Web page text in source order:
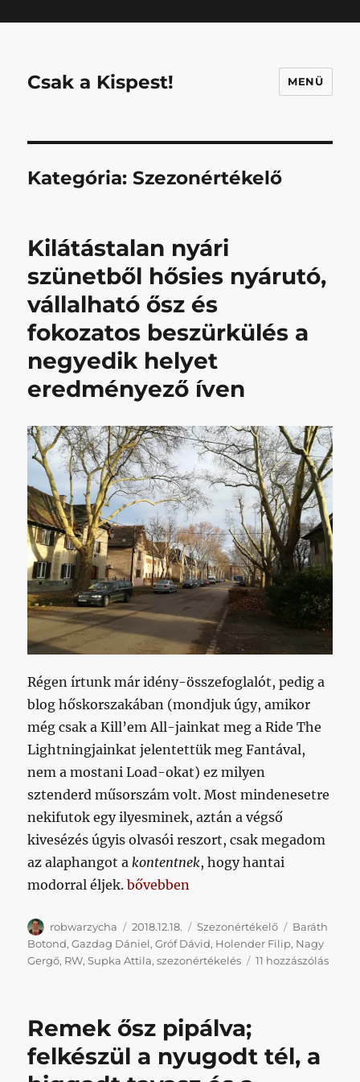
Csak a Kispest! MENÜ
Kategória:Szezonértékelő
Kilátástalan nyári
szünetből hősies nyárutó,
vállalható ősz és
fokozatos beszürkülés a
negyedik helyet
eredményező íven
Régen írtunk már idény-összefoglalót, pedig a
blog hőskorszakában (mondjuk úgy, amikor
még csak a Kill’em All-jainkat meg a Ride The
Lightningjainkat jelentettük meg Fantával,
nem a mostani Load-okat) ez milyen
sztenderd műsorszám volt. Most mindenesetre
nekifutok egy ilyesminek, aztán a végső
kivesézés úgyis olvasói reszort, csak megadom
az alaphangot akontentnek, hogy hantai
modorral éljek.„Kilátástalan nyári szünetből
bővebben
Szerző
robwarzycha Közzétéve
2018.12.18. Kategória
Szezonértékelő Címke
Baráth
Botond,Gazdag Dániel,Gróf Dávid, Holender Filip, Nagy
Gergő, RW,Supka Attila,szezonértékelés 11 hozzászólás
Remek ősz pipálva;
felkészül a nyugodt tél, a